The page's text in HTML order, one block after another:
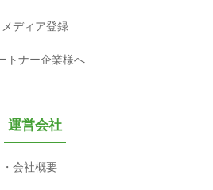
メディア登録
トナー企業様へ
運営会社
会社概要